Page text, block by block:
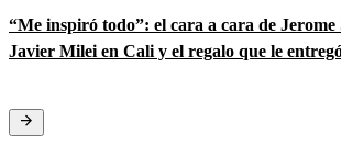
“Me inspiró todo”: el cara a cara de Jerome
Javier Milei en Cali y el regalo que le